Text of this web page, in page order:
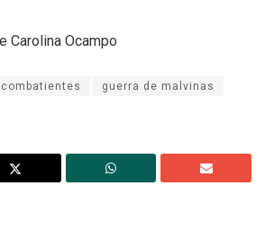
Carolina Ocampo
guerra de malvinas